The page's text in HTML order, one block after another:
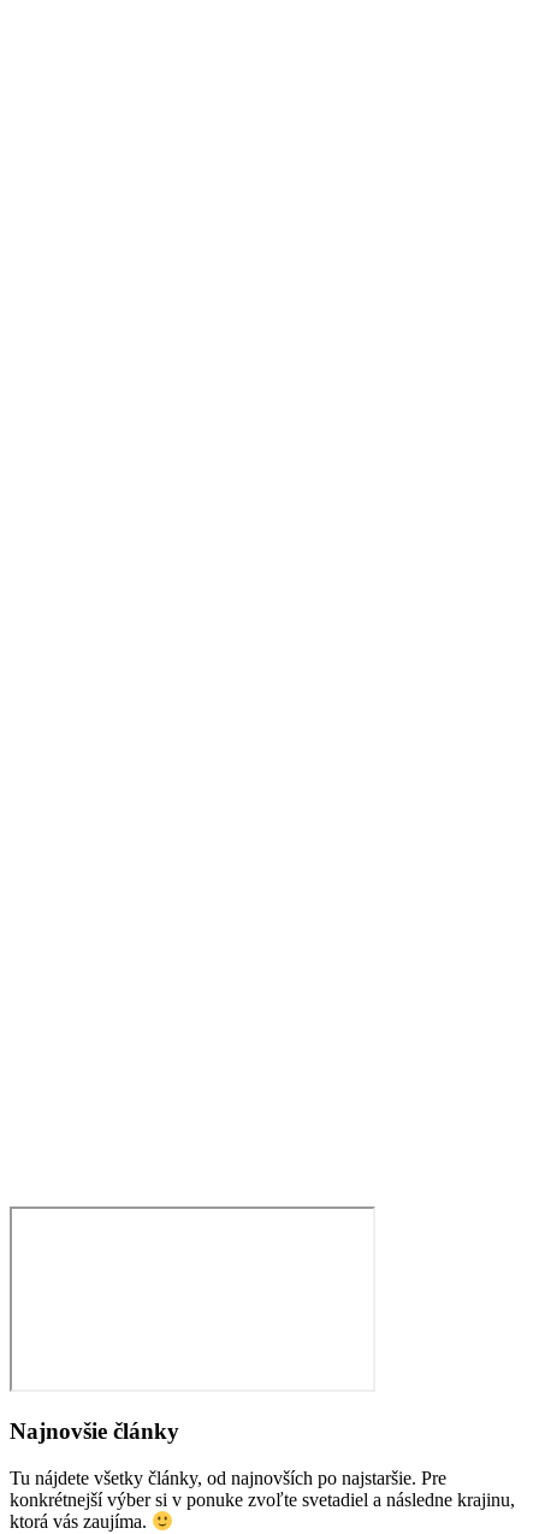
Najnovšie články
Tu nájdete všetky články, od najnovších po najstaršie. Pre
konkrétnejší výber si v ponuke zvoľte svetadiel a následne krajinu,
ktorá vás zaujíma.